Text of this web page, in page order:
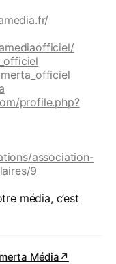
profile.php?
association-
9
média, c’est
Média ↗